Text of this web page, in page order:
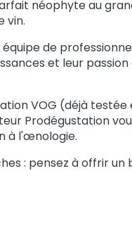
néophyte au
vin.
de
et leur
VOG (déjà testée
Prodégustation
à l'œnologie.
: pensez à offrir un